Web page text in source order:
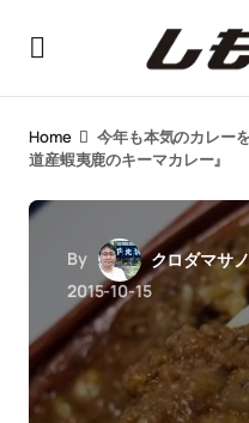
Home
今年も本気のカレー
道産蝦夷鹿のキーマカレー』
By
クロダマサ
2015-10-15